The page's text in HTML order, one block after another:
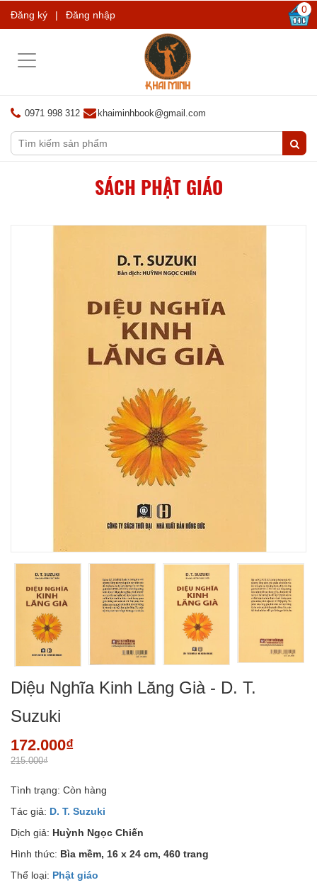
Đăng ký | Đăng nhập 0
Toggle
0971 998 312 khaiminhbook@gmail.com
SÁCH PHẬT GIÁO
Diệu Nghĩa Kinh Lăng Già - D. T.
Suzuki
172.000₫
215.000₫
Tình trạng: Còn hàng
Tác giả: D. T. Suzuki
Dịch giả: Huỳnh Ngọc Chiến
Hình thức: Bìa mềm, 16 x 24 cm, 460 trang
Thể loại: Phật giáo